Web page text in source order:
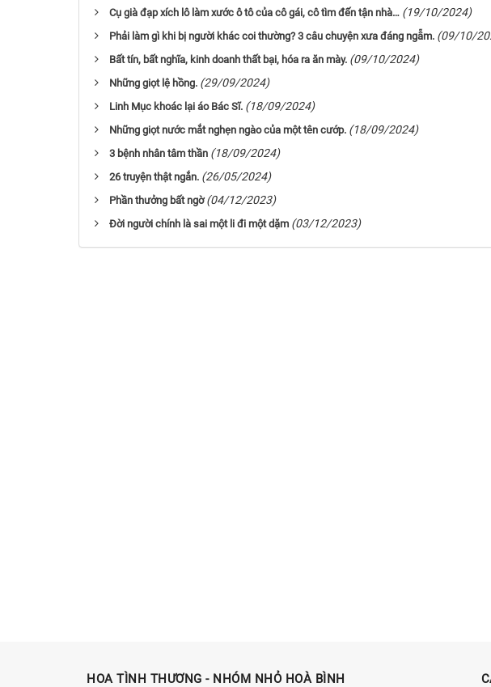
Cụ già đạp xích lô làm xước ô tô của cô gái, cô tìm đến tận nhà… (19/10/2024)
Phải làm gì khi bị người khác coi thường? 3 câu chuyện xưa đáng ngẫm. (09/10/
Bất tín, bất nghĩa, kinh doanh thất bại, hóa ra ăn mày. (09/10/2024)
Những giọt lệ hồng. (29/09/2024)
Linh Mục khoác lại áo Bác Sĩ. (18/09/2024)
Những giọt nước mắt nghẹn ngào của một tên cướp. (18/09/2024)
3 bệnh nhân tâm thần (18/09/2024)
26 truyện thật ngắn. (26/05/2024)
Phần thưởng bất ngờ (04/12/2023)
Đời người chính là sai một li đi một dặm (03/12/2023)
HOA TÌNH THƯƠNG - NHÓM NHỎ HOÀ BÌNH